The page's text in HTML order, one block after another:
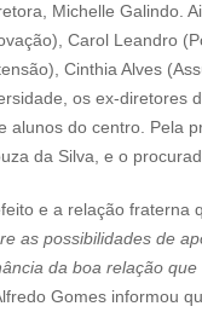
Michelle Galindo.
Carol Leandro
Cinthia Alves
os ex-diretores
alunos do centro. Pela
da Silva, e o
e a relação fraterna
as possibilidades de
da boa relação
Gomes informou